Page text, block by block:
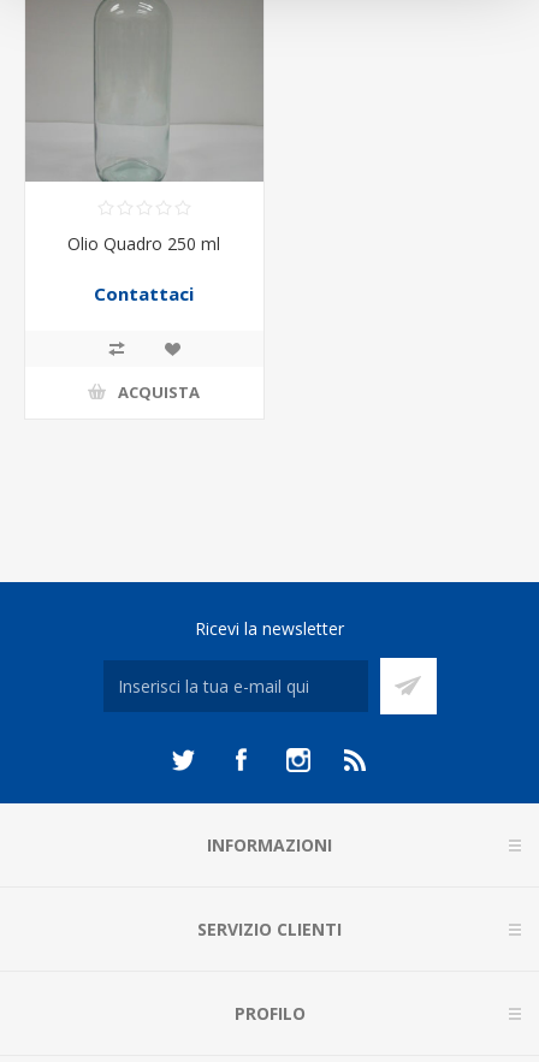
Olio Quadro 250 ml
Contattaci
ACQUISTA
Ricevi la newsletter
INFORMAZIONI
SERVIZIO CLIENTI
PROFILO